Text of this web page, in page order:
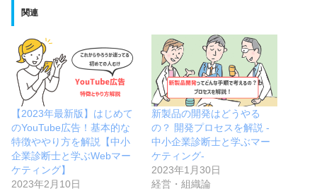
関連
【2023年最新版】はじめて
のYouTube広告！基本的な
特徴ややり方を解説【中小
企業診断士と学ぶWebマー
ケティング】
2023年2月10日
新製品の開発はどうやる
の？ 開発プロセスを解説 -
中小企業診断士と学ぶマー
ケティング-
2023年1月30日
経営・組織論